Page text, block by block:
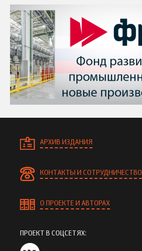
АРХИВ ИЗДАНИЯ
КОНТАКТЫ И СОТРУДНИЧЕСТВО
О ПРОЕКТЕ И АВТОРАХ
ПРОЕКТ В СОЦСЕТЯХ: